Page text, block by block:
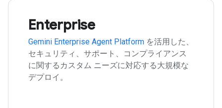
Enterprise
Gemini Enterprise Agent Platform を活用した、
セキュリティ、サポート、コンプライアンス
に関するカスタム ニーズに対応する大規模な
デプロイ。